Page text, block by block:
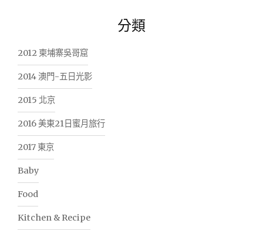
分類
2012 柬埔寨吳哥窟
2014 澳門-五日光影
2015 北京
2016 美東21日蜜月旅行
2017 東京
Baby
Food
Kitchen & Recipe